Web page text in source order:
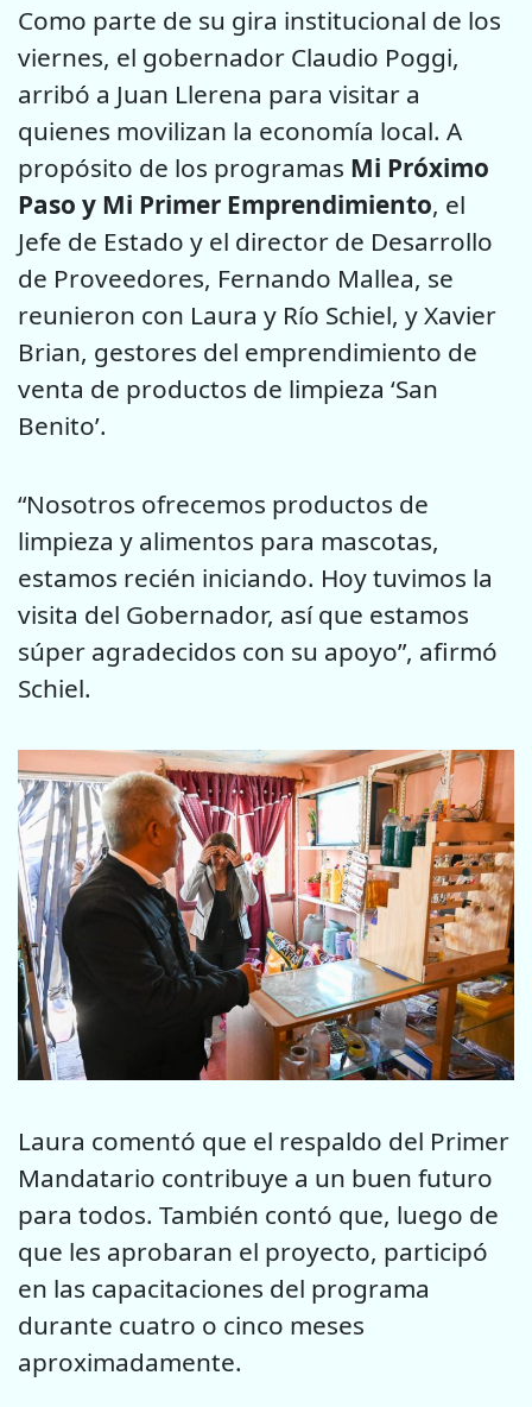
Como parte de su gira institucional de los
viernes, el gobernador Claudio Poggi,
arribó a Juan Llerena para visitar a
quienes movilizan la economía local. A
propósito de los programas Mi Próximo
Paso y Mi Primer Emprendimiento, el
Jefe de Estado y el director de Desarrollo
de Proveedores, Fernando Mallea, se
reunieron con Laura y Río Schiel, y Xavier
Brian, gestores del emprendimiento de
venta de productos de limpieza ‘San
Benito’.
“Nosotros ofrecemos productos de
limpieza y alimentos para mascotas,
estamos recién iniciando. Hoy tuvimos la
visita del Gobernador, así que estamos
súper agradecidos con su apoyo”, afirmó
Schiel.
Laura comentó que el respaldo del Primer
Mandatario contribuye a un buen futuro
para todos. También contó que, luego de
que les aprobaran el proyecto, participó
en las capacitaciones del programa
durante cuatro o cinco meses
aproximadamente.